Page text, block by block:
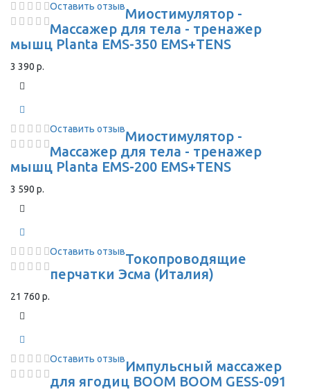
Оставить отзывМиостимулятор -
Массажер для тела - тренажер
мышц Planta EMS-350 EMS+TENS
3 390 р.
Оставить отзывМиостимулятор -
Массажер для тела - тренажер
мышц Planta EMS-200 EMS+TENS
3 590 р.
Оставить отзывТокопроводящие
перчатки Эсма (Италия)
21 760 р.
Оставить отзывИмпульсный массажер
для ягодиц BOOM BOOM GESS-091